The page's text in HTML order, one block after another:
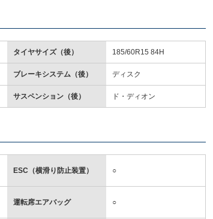
タイヤサイズ（後） 185/60R15 84H
ブレーキシステム（後） ディスク
サスペンション（後） ド・ディオン
ESC（横滑り防止装置） ○
運転席エアバッグ ○